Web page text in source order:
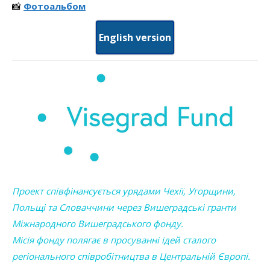
📸 Фотоальбом
English version
Проект співфінансується урядами Чехії, Угорщини,
Польщі та Словаччини через Вишеградські гранти
Міжнародного Вишеградського фонду.
Місія фонду полягає в просуванні ідей сталого
регіонального співробітництва в Центральній Європі.